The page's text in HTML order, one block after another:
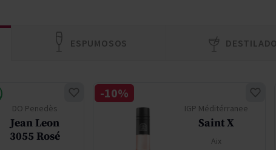
ESPUMOSOS
DO Penedès
Jean Leon
3055 Rosé
IGP Méditérranee
Saint X
Aix
-10%